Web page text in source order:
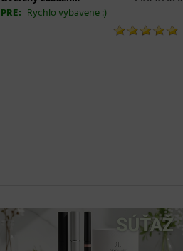
PRE: Rychlo vybavene :)